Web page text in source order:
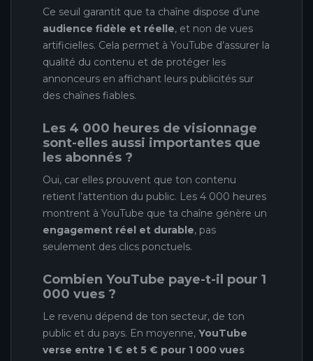
Ce seuil garantit que ta chaîne dispose d’une
audience fidèle et réelle, et non de vues
artificielles. Cela permet à YouTube d’assurer la
qualité du contenu et de protéger les
annonceurs en affichant leurs publicités sur
des chaînes fiables.
Les 4 000 heures de visionnage
sont-elles aussi importantes que
les abonnés ?
Oui, car elles prouvent que ton contenu
retient l’attention du public. Les 4 000 heures
montrent à YouTube que ta chaîne génère un
engagement réel et durable, pas
seulement des clics ponctuels.
Combien YouTube paye-t-il pour 1
000 vues ?
Le revenu dépend de ton secteur, de ton
public et du pays. En moyenne, YouTube
verse entre 1 € et 5 € pour 1 000 vues